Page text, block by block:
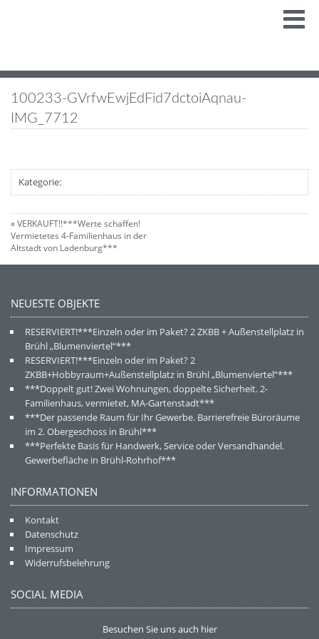
100233-GVrfwEwjEdFid7dctoiAqnau-
IMG_7712
Kategorie:
«VERKAUFT!!***Werte schaffen!
Vermietetes 4-Familienhaus in der
Altstadt von Ladenburg***
NEUESTE OBJEKTE
RESERVIERT!***Einzeln oder im Paket? 2 ZKBB + Außenstellplatz in
Brühl „Blumenviertel“***
RESERVIERT!***Einzeln oder im Paket? 2
ZKBB+Hobbyraum+Außenstellplatz in Brühl „Blumenviertel“***
***Doppelt gut! Zwei Wohnungen, doppelte Sicherheit. 2-
Familienhaus, vermietet, MA-Gartenstadt***
***Der passende Raum für Ihr Gewerbe. Barrierefreie Büroräume
im 2. Obergeschoss in Brühl***
***Perfekte Basis für Handwerk, Service oder Versandhandel.
Gewerbefläche in Brühl-Rohrhof***
INFORMATIONEN
Kontakt
Datenschutz
Impressum
Widerrufsbelehrung
SOCIAL MEDIA
Besuchen Sie uns auch hier